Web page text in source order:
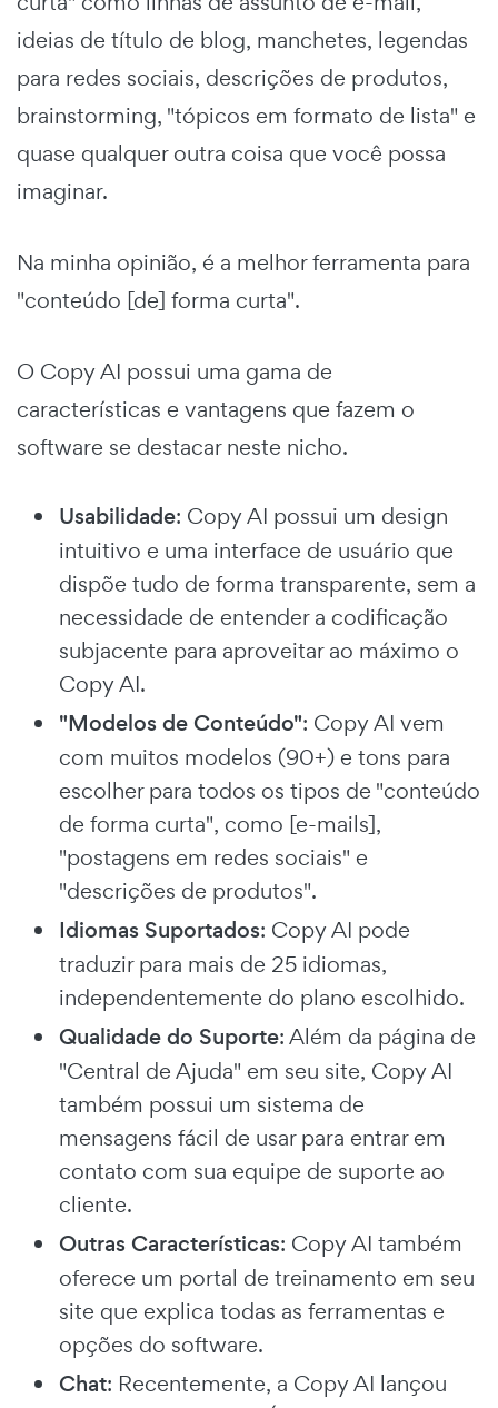
ideias de título de blog, manchetes, legendas
para redes sociais, descrições de produtos,
brainstorming, "tópicos em formato de lista" e
quase qualquer outra coisa que você possa
imaginar.
Na minha opinião, é a melhor ferramenta para
"conteúdo [de] forma curta".
O Copy AI possui uma gama de
características e vantagens que fazem o
software se destacar neste nicho.
Usabilidade: Copy AI possui um design
intuitivo e uma interface de usuário que
dispõe tudo de forma transparente, sem a
necessidade de entender a codificação
subjacente para aproveitar ao máximo o
Copy AI.
"Modelos de Conteúdo": Copy AI vem
com muitos modelos (90+) e tons para
escolher para todos os tipos de "conteúdo
de forma curta", como [e-mails],
"postagens em redes sociais" e
"descrições de produtos".
Idiomas Suportados: Copy AI pode
traduzir para mais de 25 idiomas,
independentemente do plano escolhido.
Qualidade do Suporte: Além da página de
"Central de Ajuda" em seu site, Copy AI
também possui um sistema de
mensagens fácil de usar para entrar em
contato com sua equipe de suporte ao
cliente.
Outras Características: Copy AI também
oferece um portal de treinamento em seu
site que explica todas as ferramentas e
opções do software.
Chat: Recentemente, a Copy AI lançou